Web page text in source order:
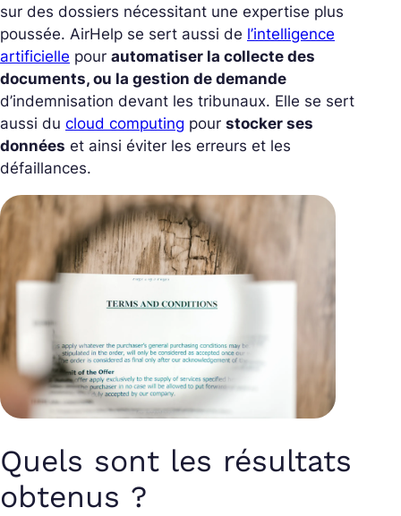
sur des dossiers nécessitant une expertise plus
poussée. AirHelp se sert aussi de l’intelligence
artificielle pour automatiser la collecte des
documents, ou la gestion de demande
d’indemnisation devant les tribunaux. Elle se sert
aussi du cloud computing pour stocker ses
données et ainsi éviter les erreurs et les
défaillances.
Quels sont les résultats
obtenus ?